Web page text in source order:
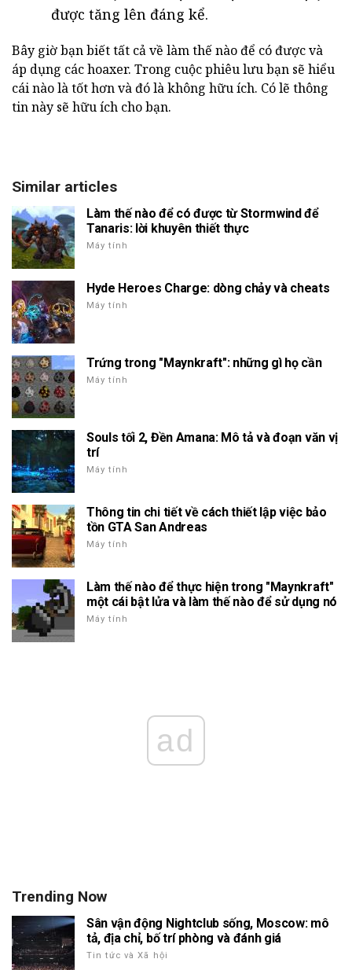
được tăng lên đáng kể.
Bây giờ bạn biết tất cả về làm thế nào để có được và
áp dụng các hoaxer. Trong cuộc phiêu lưu bạn sẽ hiểu
cái nào là tốt hơn và đó là không hữu ích. Có lẽ thông
tin này sẽ hữu ích cho bạn.
Similar articles
Làm thế nào để có được từ Stormwind để
Tanaris: lời khuyên thiết thực
Máy tính
Hyde Heroes Charge: dòng chảy và cheats
Máy tính
Trứng trong "Maynkraft": những gì họ cần
Máy tính
Souls tối 2, Đền Amana: Mô tả và đoạn văn vị
trí
Máy tính
Thông tin chi tiết về cách thiết lập việc bảo
tồn GTA San Andreas
Máy tính
Làm thế nào để thực hiện trong "Maynkraft"
một cái bật lửa và làm thế nào để sử dụng nó
Máy tính
ad
Trending Now
Sân vận động Nightclub sống, Moscow: mô
tả, địa chỉ, bố trí phòng và đánh giá
Tin tức và Xã hội